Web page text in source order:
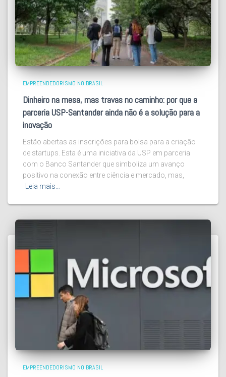
EMPREENDEDORISMO NO BRASIL
Dinheiro na mesa, mas travas no caminho: por que a
parceria USP-Santander ainda não é a solução para a
inovação
Estão abertas as inscrições para bolsa para a criação
de startups. Esta é uma iniciativa da USP em parceria
com o Banco Santander que simboliza um avanço
positivo na conexão entre ciência e mercado, mas,
Leia mais…
EMPREENDEDORISMO NO BRASIL